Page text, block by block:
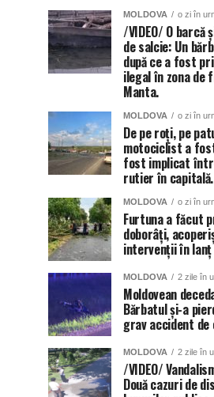
MOLDOVA o zi în
/VIDEO/ O
de salcie: Un
după ce a fost
ilegal în zona de
Manta.
MOLDOVA o zi în
De pe roți, pe
motociclist a
fost implicat
rutier în capitală.
MOLDOVA o zi în
Furtuna a făcut
doborâți,
intervenții în
MOLDOVA 2 zile în
Moldovean
Bărbatul și-a
grav accident
MOLDOVA 2 zile în
/VIDEO/
Două cazuri de